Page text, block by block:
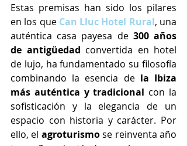
Estas premisas han sido los pilares
en los que Can Lluc Hotel Rural, una
auténtica casa payesa de 300 años
de antigüedad convertida en hotel
de lujo, ha fundamentado su filosofía
combinando la esencia de la Ibiza
más auténtica y tradicional con la
sofisticación y la elegancia de un
espacio con historia y carácter. Por
ello, el agroturismo se reinventa año